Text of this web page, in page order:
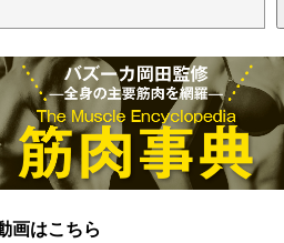
画はこちら